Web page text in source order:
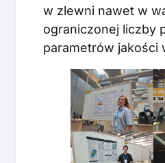
w zlewni nawet w
ograniczonej liczby
parametrów jakości